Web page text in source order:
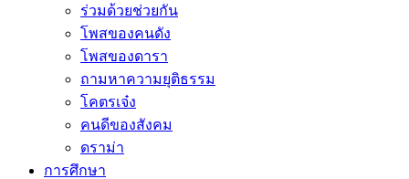
ร่วมด้วยช่วยกัน
โพสของคนดัง
โพสของดารา
ถามหาความยุติธรรม
โคตรเจ๋ง
คนดีของสังคม
ดราม่า
การศึกษา